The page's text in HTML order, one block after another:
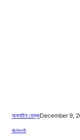
অনলাইন ডেস্কDecember 9,
পাঁচমিশালী